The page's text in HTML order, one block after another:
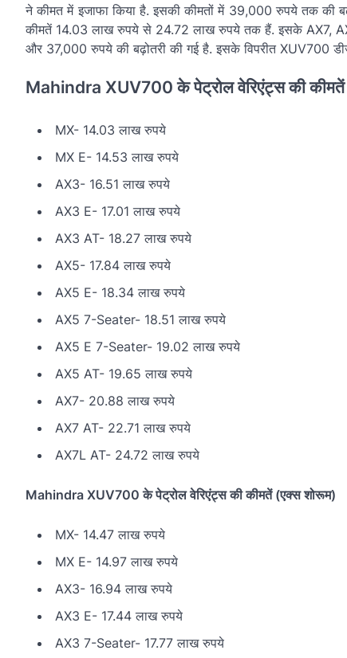
ने कीमत में इजाफा किया है. इसकी कीमतों में 39,000 रुपये तक की
कीमतें 14.03 लाख रुपये से 24.72 लाख रुपये तक हैं. इसके AX7,
और 37,000 रुपये की बढ़ोतरी की गई है. इसके विपरीत XUV700
Mahindra XUV700 के पेट्रोल वेरिएंट्स की
MX- 14.03 लाख रुपये
MX E- 14.53 लाख रुपये
AX3- 16.51 लाख रुपये
AX3 E- 17.01 लाख रुपये
AX3 AT- 18.27 लाख रुपये
AX5- 17.84 लाख रुपये
AX5 E- 18.34 लाख रुपये
AX5 7-Seater- 18.51 लाख रुपये
AX5 E 7-Seater- 19.02 लाख रुपये
AX5 AT- 19.65 लाख रुपये
AX7- 20.88 लाख रुपये
AX7 AT- 22.71 लाख रुपये
AX7L AT- 24.72 लाख रुपये
Mahindra XUV700 के पेट्रोल वेरिएंट्स की कीमतें (एक्स शोरूम)
MX- 14.47 लाख रुपये
MX E- 14.97 लाख रुपये
AX3- 16.94 लाख रुपये
AX3 E- 17.44 लाख रुपये
AX3 7-Seater- 17.77 लाख रुपये